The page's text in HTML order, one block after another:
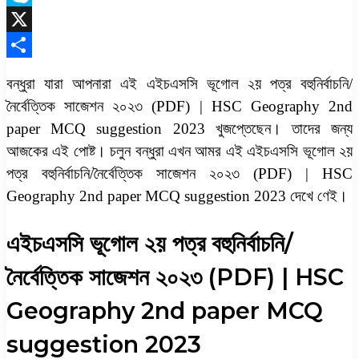
Skype
X
বন্ধুরা যারা আপনারা এই এইচএসসি ভূগোল ২য় পত্র বহুনির্বাচনি/
নৈর্বেত্তিক সাজেশন ২০২৩ (PDF) | HSC Geography 2nd
paper MCQ suggestion 2023 খুজপ্তেছেন। তাদের জন্য
আজকের এই পোষ্ট। চলুন বন্ধুরা এখন আমর এই এইচএসসি ভূগোল ২য়
পত্র বহুনির্বাচনি/নৈর্বেত্তিক সাজেশন ২০২৩ (PDF) | HSC
Geography 2nd paper MCQ suggestion 2023 দেখে ণেই।
এইচএসসি ভূগোল ২য় পত্র বহুনির্বাচনি/
নৈর্বেত্তিক সাজেশন ২০২৩ (PDF) | HSC
Geography 2nd paper MCQ
suggestion 2023